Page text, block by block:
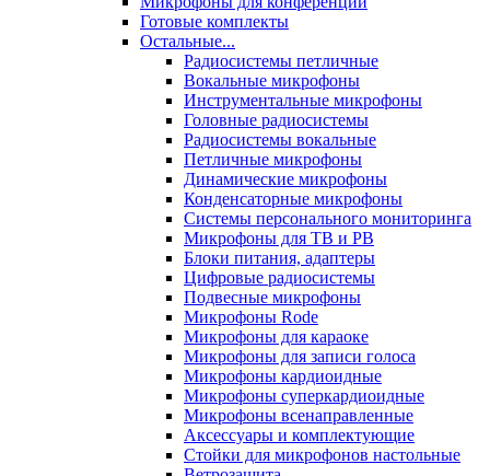
Готовые комплекты
Остальные...
Радиосистемы петличные
Вокальные микрофоны
Инструментальные микрофоны
Головные радиосистемы
Радиосистемы вокальные
Петличные микрофоны
Динамические микрофоны
Конденсаторные микрофоны
Системы персонального мониторинга
Микрофоны для ТВ и РВ
Блоки питания, адаптеры
Цифровые радиосистемы
Подвесные микрофоны
Микрофоны Rode
Микрофоны для караоке
Микрофоны для записи голоса
Микрофоны кардиоидные
Микрофоны суперкардиоидные
Микрофоны всенаправленные
Аксессуары и комплектующие
Стойки для микрофонов настольные